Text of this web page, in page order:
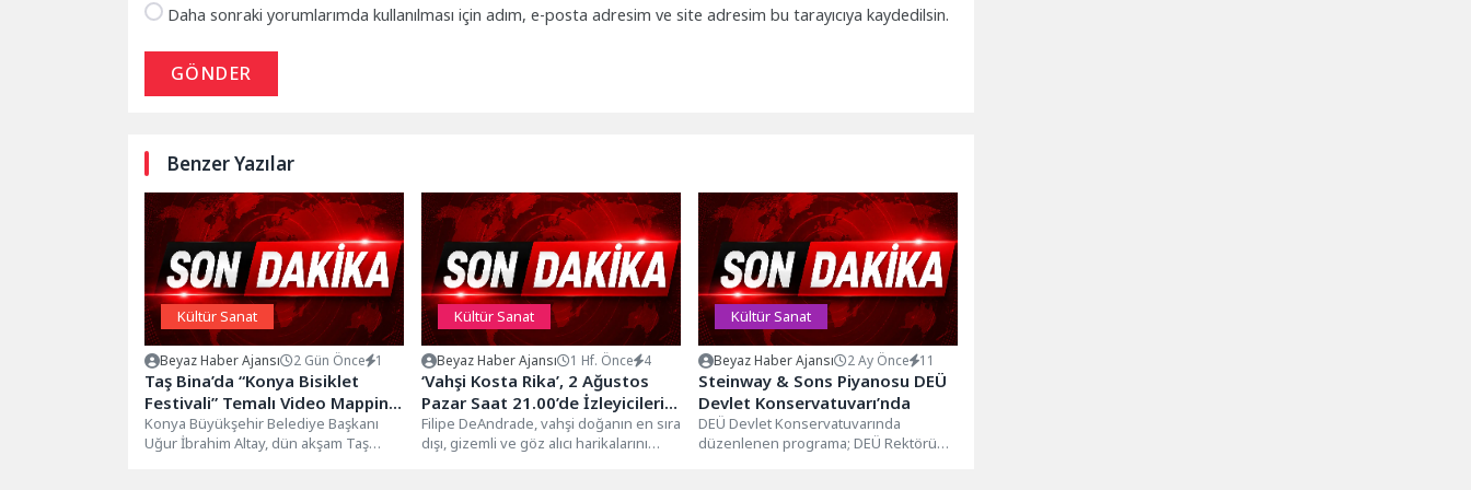
Daha sonraki yorumlarımda kullanılması için adım, e-posta adresim ve site adresim bu tarayıcıya kaydedilsin.
GÖNDER
Benzer Yazılar
Kültür Sanat
Beyaz Haber Ajansı 2 Gün Önce 1
Taş Bina’da “Konya Bisiklet
Festivali” Temalı Video Mapping
ve Drone Gösterisi Yapıldı
Konya Büyükşehir Belediye Başkanı
Uğur İbrahim Altay, dün akşam Taş
Kültür Sanat
Beyaz Haber Ajansı 1 Hf. Önce 4
‘Vahşi Kosta Rika’, 2 Ağustos
Pazar Saat 21.00’de İzleyicileri
National Geographic WILD
Ekranlarında Büyüleyici Bir
Filipe DeAndrade, vahşi doğanın en sıra
dışı, gizemli ve göz alıcı harikalarını
Kültür Sanat
Beyaz Haber Ajansı 2 Ay Önce 11
Steinway & Sons Piyanosu DEÜ
Devlet Konservatuvarı’nda
DEÜ Devlet Konservatuvarında
düzenlenen programa; DEÜ Rektörü